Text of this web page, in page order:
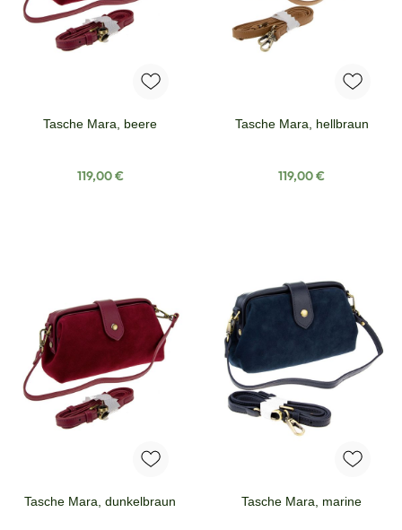
Tasche Mara, beere
Regulärer Preis:
119,00 €
Tasche Mara, hellbraun
Regulärer Preis:
119,00 €
Tasche Mara, dunkelbraun Tasche Mara, marine